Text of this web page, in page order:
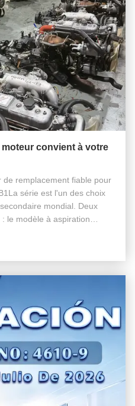
convient à votre
de remplacement fiable pour
série est l'un des choix
mondial. Deux
le modèle à aspiration